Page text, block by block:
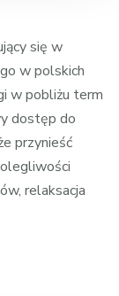
się w
w polskich
w pobliżu term
dostęp do
przynieść
relaksacja